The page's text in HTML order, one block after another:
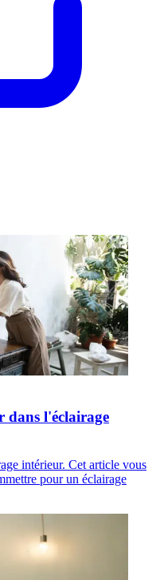
dans l'éclairage
intérieur. Cet article vous
pour un éclairage